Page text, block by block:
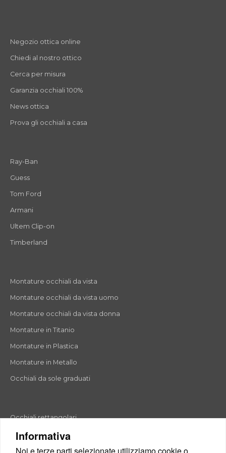
Informativa
Negozio ottica online
Chiedi al nostro ottico
Cerca per misura
Garanzia occhiali 100%
News ottica
Prova gli occhiali a casa
Ray-Ban
Guess
Tom Ford
Armani
Ultem Clip-on
Timberland
Montature occhiali da vista
Montature occhiali da vista uomo
Montature occhiali da vista donna
Montature in Titanio
Montature in Plastica
Montature in Metallo
Occhiali da sole graduati
Occhiali rettangolari
Occhiali rotondi
Occhiali a goccia